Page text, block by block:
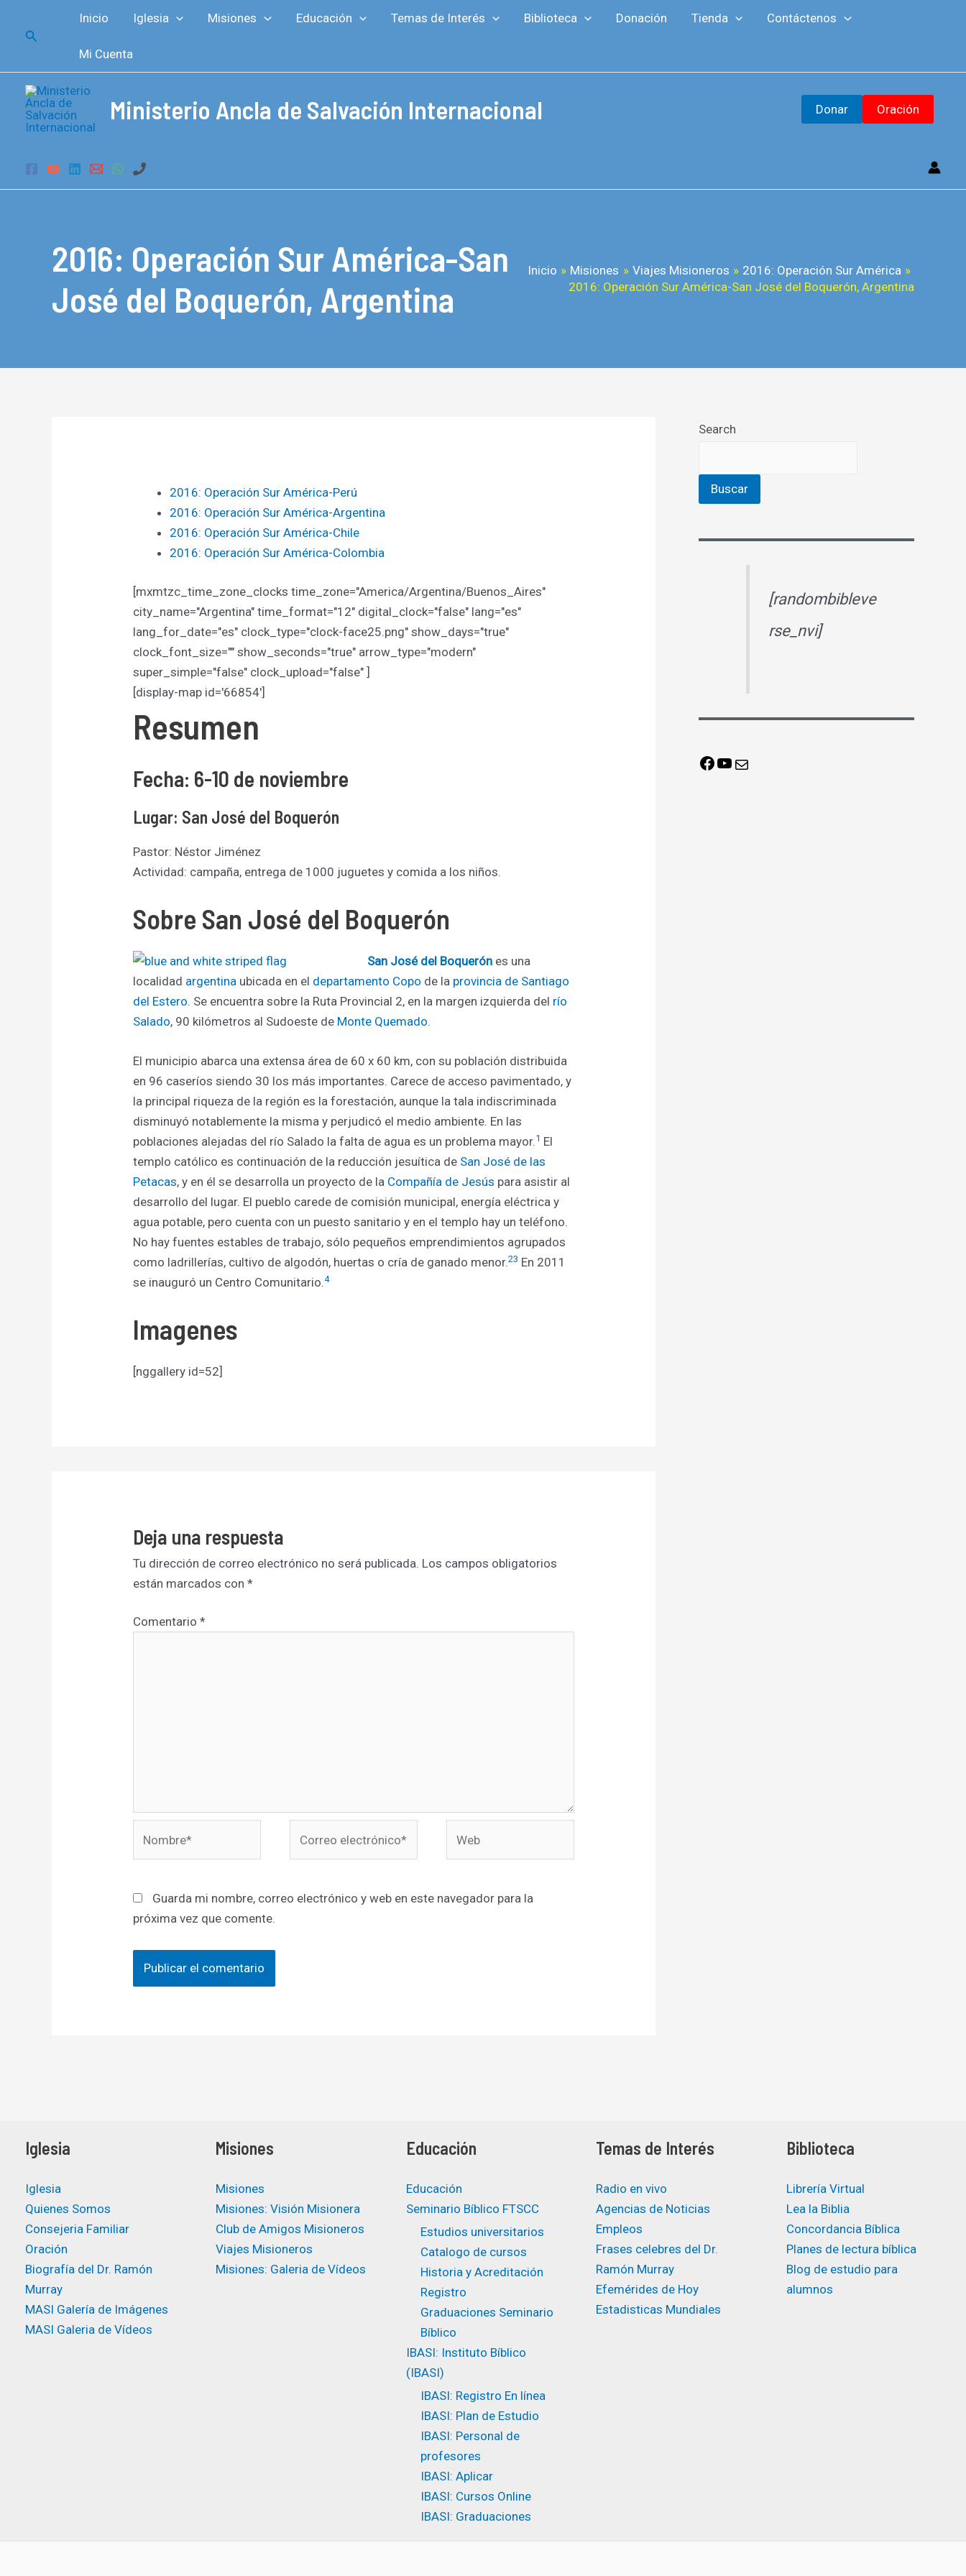
Buscar
Inicio Iglesia Misiones Educación Temas de Interés Biblioteca Donación Tienda Contáctenos
Mi Cuenta
Ministerio Ancla de Salvación Internacional Donar Oración
2016: Operación Sur América-San
José del Boquerón, Argentina
Inicio Misiones Viajes Misioneros
2016: Operación Sur América
2016: Operación Sur América-San José del Boquerón, Argentina
2016: Operación Sur América-Perú
2016: Operación Sur América-Argentina
2016: Operación Sur América-Chile
2016: Operación Sur América-Colombia
[mxmtzc_time_zone_clocks time_zone="America/Argentina/Buenos_Aires"
city_name="Argentina" time_format="12" digital_clock="false" lang="es"
lang_for_date="es" clock_type="clock-face25.png" show_days="true"
clock_font_size="" show_seconds="true" arrow_type="modern"
super_simple="false" clock_upload="false" ]
[display-map id='66854']
Resumen
Fecha: 6-10 de noviembre
Lugar: San José del Boquerón
Pastor: Néstor Jiménez
Actividad: campaña, entrega de 1000 juguetes y comida a los niños.
Sobre San José del Boquerón
San José del Boquerónes una
localidad argentina ubicada en el departamento Copo de la provincia de Santiago
del Estero. Se encuentra sobre la Ruta Provincial 2, en la margen izquierda del río
Salado, 90 kilómetros al Sudoeste de Monte Quemado.
El municipio abarca una extensa área de 60 x 60 km, con su población distribuida
en 96 caseríos siendo 30 los más importantes. Carece de acceso pavimentado, y
la principal riqueza de la región es la forestación, aunque la tala indiscriminada
disminuyó notablemente la misma y perjudicó el medio ambiente. En las
poblaciones alejadas del río Salado la falta de agua es un problema mayor.1 ​ El
templo católico es continuación de la reducción jesuítica de San José de las
Petacas, y en él se desarrolla un proyecto de la Compañía de Jesús para asistir al
desarrollo del lugar. El pueblo carede de comisión municipal, energía eléctrica y
agua potable, pero cuenta con un puesto sanitario y en el templo hay un teléfono.
No hay fuentes estables de trabajo, sólo pequeños emprendimientos agrupados
como ladrillerías, cultivo de algodón, huertas o cría de ganado menor.23 ​ En 2011
se inauguró un Centro Comunitario.4
Imagenes
[nggallery id=52]
Deja una respuesta
Tu dirección de correo electrónico no será publicada. Los campos obligatorios
están marcados con*
Comentario*
electrónico*
Guarda mi nombre, correo electrónico y web en este navegador para la
próxima vez que comente.
Search
Buscar
[randombibleve
rse_nvi]
F
Iglesia
Iglesia
Quienes Somos
Consejeria Familiar
Oración
Biografía del Dr. Ramón
Murray
MASI Galería de Imágenes
MASI Galeria de Vídeos
Misiones
Misiones
Misiones: Visión Misionera
Club de Amigos Misioneros
Viajes Misioneros
Misiones: Galeria de Vídeos
Educación
Educación
Seminario Bíblico FTSCC
Estudios universitarios ​
Catalogo de cursos
Historia y Acreditación
Registro
Graduaciones Seminario
Bíblico
IBASI: Instituto Bíblico
(IBASI)
IBASI: Registro En línea
IBASI: Plan de Estudio
IBASI: Personal de
profesores
IBASI: Aplicar
IBASI: Cursos Online
IBASI: Graduaciones
Temas de Interés
Radio en vivo
Agencias de Noticias
Empleos
Frases celebres del Dr.
Ramón Murray
Efemérides de Hoy
Estadisticas Mundiales
Biblioteca
Librería Virtual
Lea la Biblia
Concordancia Bíblica
Planes de lectura bíblica
Blog de estudio para
alumnos